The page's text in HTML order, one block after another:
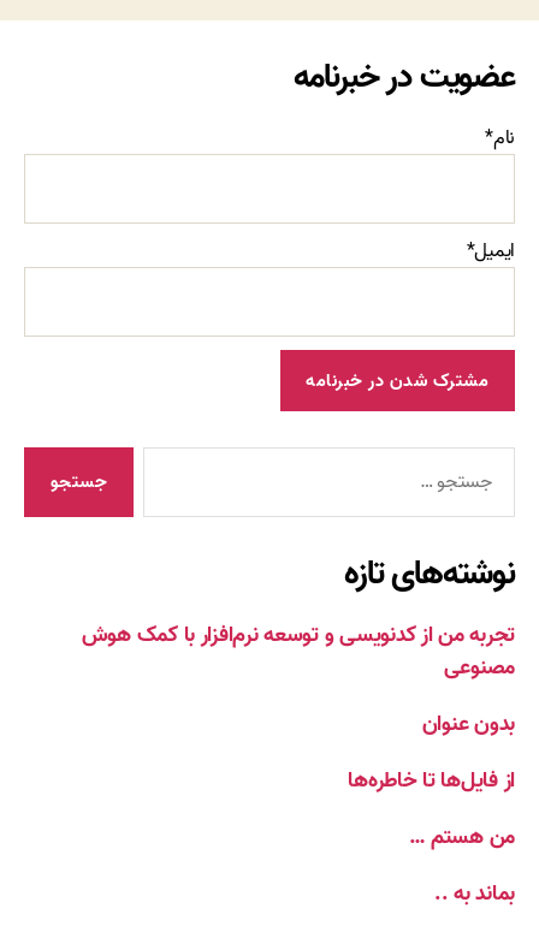
عضویت در خبرنامه
نام*
ایمیل*
نوشته‌های تازه
تجربه من از کدنویسی و توسعه نرم‌افزار با کمک هوش
مصنوعی
بدون عنوان
از فایل‌ها تا خاطره‌ها
من هستم …
بماند به ..